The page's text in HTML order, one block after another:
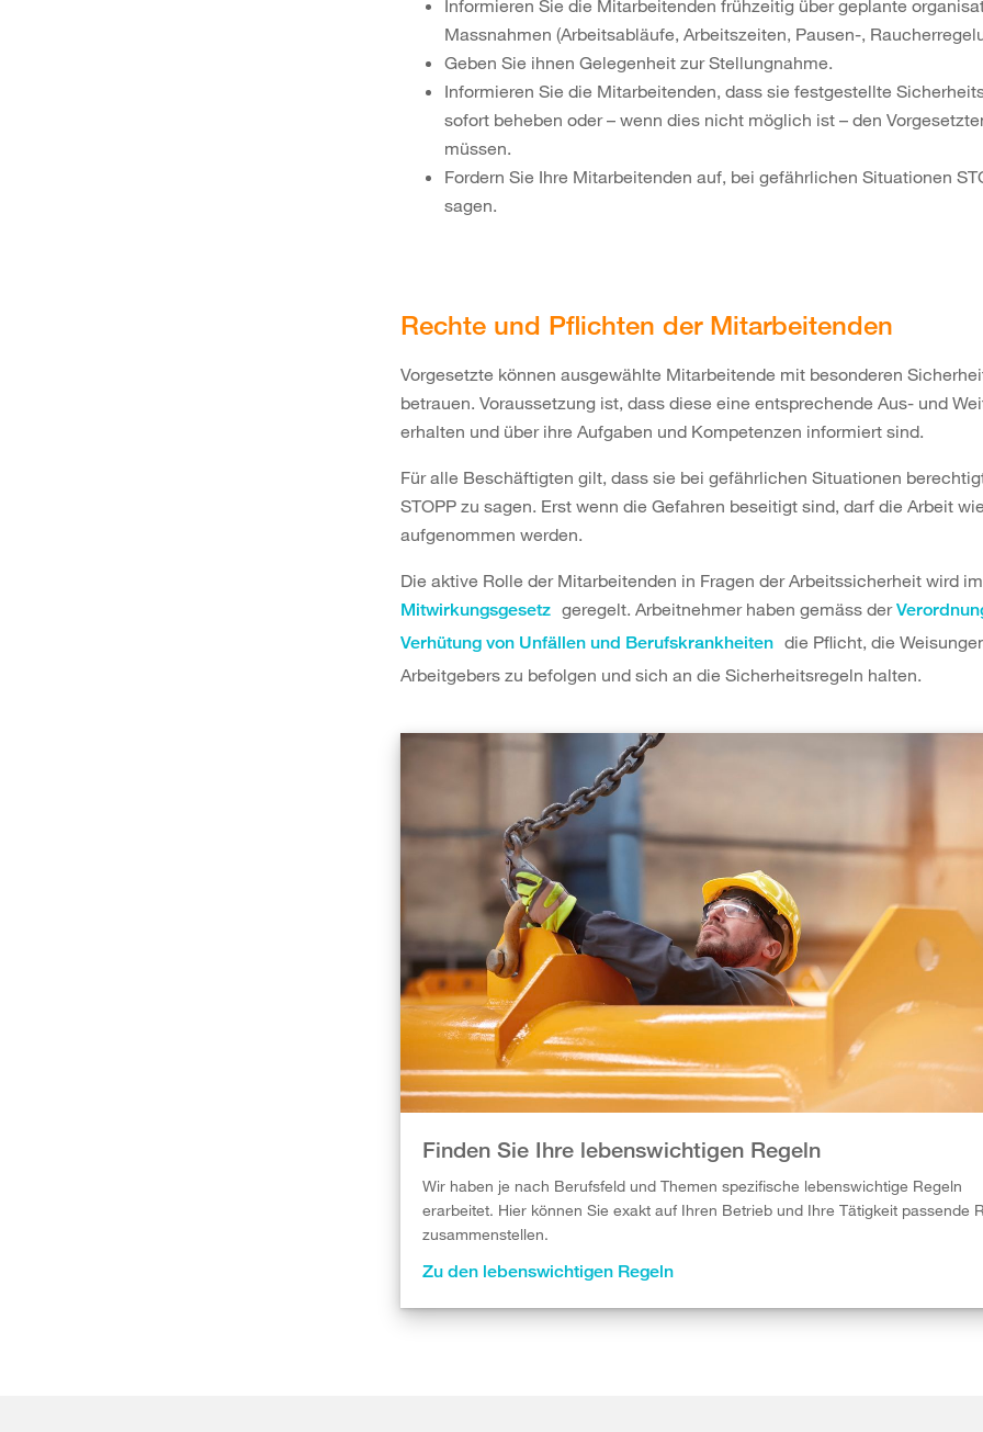
Informieren Sie die Mitarbeitenden frühzeitig über geplante
Massnahmen (Arbeitsabläufe, Arbeitszeiten, Pausen-,
Geben Sie ihnen Gelegenheit zur Stellungnahme.
Informieren Sie die Mitarbeitenden, dass sie festgestellte
sofort beheben oder – wenn dies nicht möglich ist – den
müssen.
Fordern Sie Ihre Mitarbeitenden auf, bei gefährlichen Situationen
sagen.
Rechte und Pflichten der Mitarbeitenden
Vorgesetzte können ausgewählte Mitarbeitende mit besonderen
betrauen. Voraussetzung ist, dass diese eine entsprechende Aus- und
erhalten und über ihre Aufgaben und Kompetenzen informiert sind.
Für alle Beschäftigten gilt, dass sie bei gefährlichen Situationen
STOPP zu sagen. Erst wenn die Gefahren beseitigt sind, darf die Arbeit
aufgenommen werden.
Die aktive Rolle der Mitarbeitenden in Fragen der Arbeitssicherheit wird im
Mitwirkungsgesetz geregelt. Arbeitnehmer haben gemäss der
Verhütung von Unfällen und Berufskrankheiten die Pflicht, die
Arbeitgebers zu befolgen und sich an die Sicherheitsregeln halten.
Finden Sie Ihre lebenswichtigen Regeln
Wir haben je nach Berufsfeld und Themen spezifische lebenswichtige Regeln
erarbeitet. Hier können Sie exakt auf Ihren Betrieb und Ihre Tätigkeit passende
zusammenstellen.
Zu den lebenswichtigen Regeln